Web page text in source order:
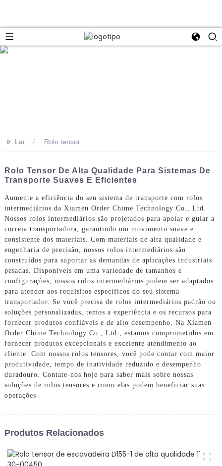
>> Lar Rolo tensor
Rolo Tensor De Alta Qualidade Para Sistemas De
Transporte Suaves E Eficientes
Aumente a eficiência do seu sistema de transporte com rolos
intermediários da Xiamen Order Chime Technology Co., Ltd.
Nossos rolos intermediários são projetados para apoiar e guiar a
correia transportadora, garantindo um movimento suave e
consistente dos materiais. Com materiais de alta qualidade e
engenharia de precisão, nossos rolos intermediários são
construídos para suportar as demandas de aplicações industriais
pesadas. Disponíveis em uma variedade de tamanhos e
configurações, nossos rolos intermediários podem ser adaptados
para atender aos requisitos específicos do seu sistema
transportador. Se você precisa de rolos intermediários padrão ou
soluções personalizadas, temos a experiência e os recursos para
fornecer produtos confiáveis ​​​​e de alto desempenho. Na Xiamen
Order Chime Technology Co., Ltd., estamos comprometidos em
fornecer produtos excepcionais e excelente atendimento ao
cliente. Com nossos rolos tensores, você pode contar com maior
produtividade, tempo de inatividade reduzido e desempenho
duradouro. Contate-nos hoje para saber mais sobre nossas
soluções de rolos tensores e como elas podem beneficiar suas
operações
Produtos Relacionados